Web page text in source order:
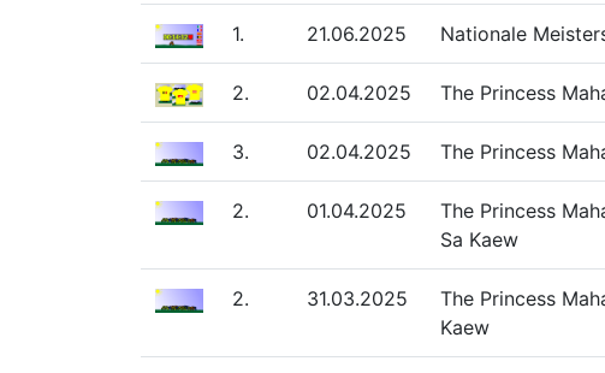
1. 21.06.2025 Nationale
2. 02.04.2025 The Princess
3. 02.04.2025 The Princess
2. 01.04.2025
The Princess
Sa Kaew
2. 31.03.2025
The Princess
Kaew